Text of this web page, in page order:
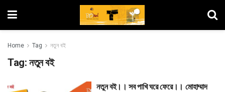
Home Tag নতুন বই
Tag: নতুন বই
নতুন বই।। সব পাখি ঘরে ফেরে।। মোহাম্মাদ